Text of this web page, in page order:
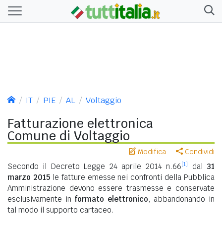
IT PIE AL Voltaggio
Fatturazione elettronica
Comune di Voltaggio
Modifica Condividi
Secondo il Decreto Legge 24 aprile 2014 n.66[1] dal 31
marzo 2015le fatture emesse nei confronti della Pubblica
Amministrazione devono essere trasmesse e conservate
esclusivamente in formato elettronico, abbandonando in
tal modo il supporto cartaceo.